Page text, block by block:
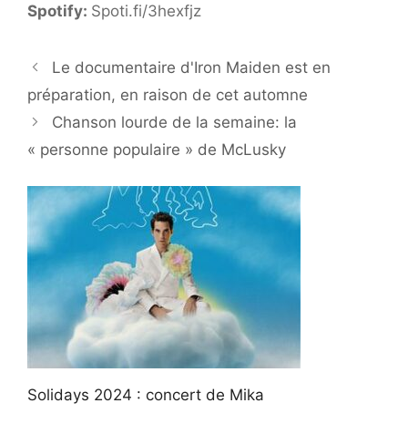
Spotify: Spoti.fi/3hexfjz
Le documentaire d'Iron Maiden est en
préparation, en raison de cet automne
Chanson lourde de la semaine: la
« personne populaire » de McLusky
Solidays 2024 : concert de Mika